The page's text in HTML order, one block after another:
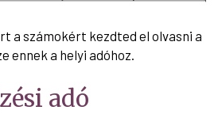
a számokért kezdted el olvasni a
ennek a helyi adóhoz.
adó